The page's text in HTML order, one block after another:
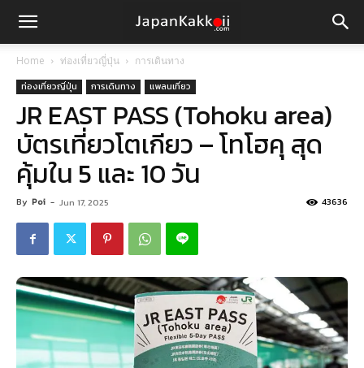
Home ท่องเที่ยวญี่ปุ่น การเดินทาง
ท่องเที่ยวญี่ปุ่น การเดินทาง แพลนเที่ยว
JR EAST PASS (Tohoku area)
บัตรเที่ยวโตเกียว – โทโฮคุ สุด
คุ้มใน 5 และ 10 วัน
By Poi - Jun 17, 2025 43636